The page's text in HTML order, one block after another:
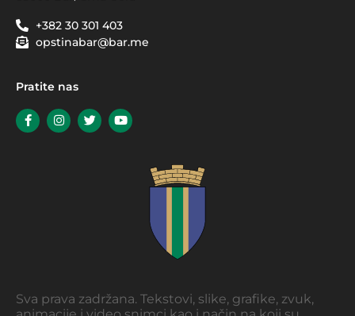
+382 30 301 403
opstinabar@bar.me
Pratite nas
Sva prava zadržana. Tekstovi, slike, grafike, zvuk,